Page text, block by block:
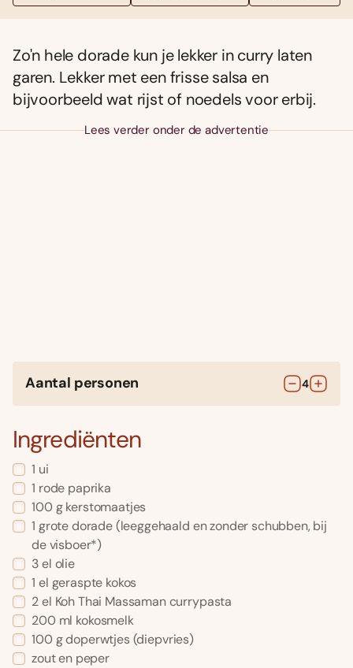
Zo'n hele dorade kun je lekker in curry laten
garen. Lekker met een frisse salsa en
bijvoorbeeld wat rijst of noedels voor erbij.
Lees verder onder de advertentie
Aantal personen 4
Ingrediënten
1 ui
1 rode paprika
100 g kerstomaatjes
1 grote dorade(leeggehaald en zonder schubben, bij
de visboer*)
3el olie
1 el geraspte kokos
2el Koh Thai Massaman currypasta
200 ml kokosmelk
100 gdoperwtjes(diepvries)
zout en peper